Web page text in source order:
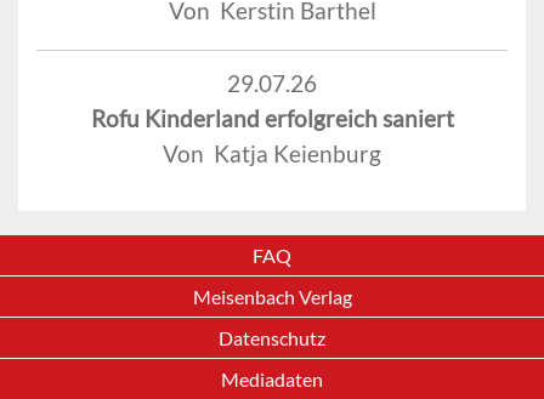
Von Kerstin Barthel
29.07.26
Rofu Kinderland erfolgreich saniert
Von Katja Keienburg
FAQ
Meisenbach Verlag
Datenschutz
Mediadaten